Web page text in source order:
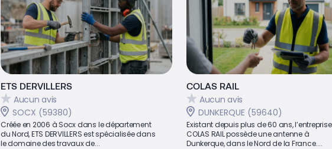
ETS DERVILLERS
Aucun avis
SOCX (59380)
Créée en 2006 à Socx dans le département
du Nord, ETS DERVILLERS est spécialisée dans
le domaine des travaux de...
COLAS RAIL
Aucun avis
DUNKERQUE (59640)
Existant depuis plus de 60 ans, l’entreprise
COLAS RAIL possède une antenne à
Dunkerque, dans le Nord de la France....